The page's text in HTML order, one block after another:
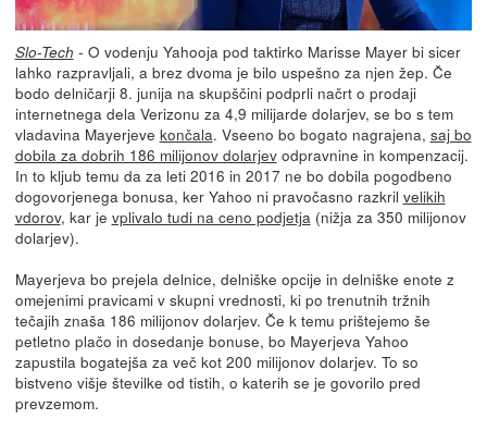
Slo-Tech - O vodenju Yahooja pod taktirko Marisse Mayer bi sicer
lahko razpravljali, a brez dvoma je bilo uspešno za njen žep. Če
bodo delničarji 8. junija na skupščini podprli načrt o prodaji
internetnega dela Verizonu za 4,9 milijarde dolarjev, se bo s tem
vladavina Mayerjeve končala. Vseeno bo bogato nagrajena, saj bo
dobila za dobrih 186 milijonov dolarjevodpravnine in kompenzacij.
In to kljub temu da za leti 2016 in 2017 ne bo dobila pogodbeno
dogovorjenega bonusa, ker Yahoo ni pravočasno razkril velikih
vdorov, kar je vplivalo tudi na ceno podjetja (nižja za 350 milijonov
dolarjev).
Mayerjeva bo prejela delnice, delniške opcije in delniške enote z
omejenimi pravicami v skupni vrednosti, ki po trenutnih tržnih
tečajih znaša 186 milijonov dolarjev. Če k temu prištejemo še
petletno plačo in dosedanje bonuse, bo Mayerjeva Yahoo
zapustila bogatejša za več kot 200 milijonov dolarjev. To so
bistveno višje številke od tistih, o katerih se je govorilo pred
prevzemom.